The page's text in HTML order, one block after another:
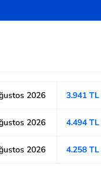
2026 3.941 TL
2026 4.494 TL
2026 4.258 TL